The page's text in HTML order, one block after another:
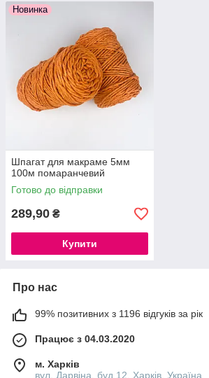
Новинка
Шпагат для макраме 5мм
100м помаранчевий
Готово до відправки
289,90 ₴
Купити
Про нас
99% позитивних з 1196 відгуків за рік
Працює з 04.03.2020
м. Харків
вул. Дарвіна, буд 12, Харків, Україна